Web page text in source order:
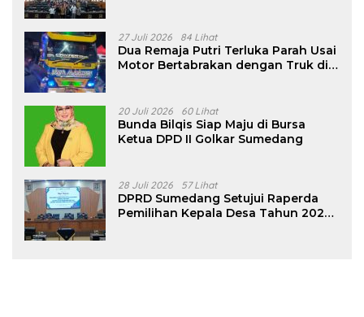
27 Juli 2026 84 Lihat
Dua Remaja Putri Terluka Parah Usai
Motor Bertabrakan dengan Truk di
20 Juli 2026 60 Lihat
Bunda Bilqis Siap Maju di Bursa
Ketua DPD II Golkar Sumedang
28 Juli 2026 57 Lihat
DPRD Sumedang Setujui Raperda
Pemilihan Kepala Desa Tahun 2026